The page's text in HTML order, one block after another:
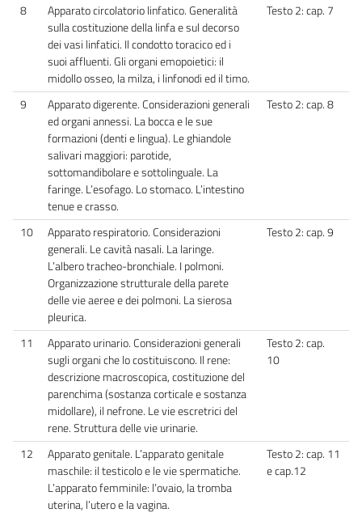
8
Apparato circolatorio linfatico. Generalità
sulla costituzione della linfa e sul decorso
dei vasi linfatici. Il condotto toracico ed i
suoi affluenti. Gli organi emopoietici: il
midollo osseo, la milza, i linfonodi ed il timo.
Testo 2: cap. 7
9
Apparato digerente. Considerazioni generali
ed organi annessi. La bocca e le sue
formazioni (denti e lingua). Le ghiandole
salivari maggiori: parotide,
sottomandibolare e sottolinguale. La
faringe. L’esofago. Lo stomaco. L’intestino
tenue e crasso.
Testo 2: cap. 8
10
Apparato respiratorio. Considerazioni
generali. Le cavità nasali. La laringe.
L’albero tracheo-bronchiale. I polmoni.
Organizzazione strutturale della parete
delle vie aeree e dei polmoni. La sierosa
pleurica.
Testo 2: cap. 9
11
Apparato urinario. Considerazioni generali
sugli organi che lo costituiscono. Il rene:
descrizione macroscopica, costituzione del
parenchima (sostanza corticale e sostanza
midollare), il nefrone. Le vie escretrici del
rene. Struttura delle vie urinarie.
Testo 2: cap.
10
12
Apparato genitale. L’apparato genitale
maschile: il testicolo e le vie spermatiche.
L’apparato femminile: l’ovaio, la tromba
uterina, l’utero e la vagina.
Testo 2: cap. 11
e cap.12